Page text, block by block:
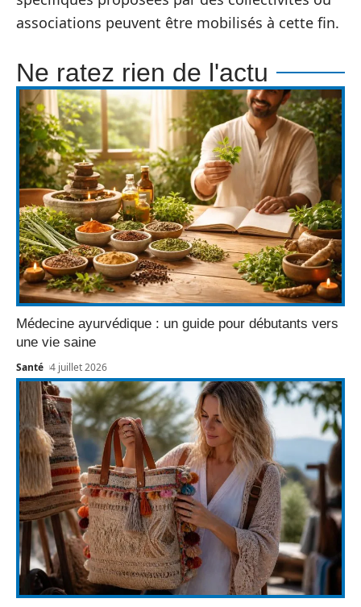
associations peuvent être mobilisés à cette fin.
Ne ratez rien de l'actu
Médecine ayurvédique : un guide pour débutants vers
une vie saine
Santé 4 juillet 2026